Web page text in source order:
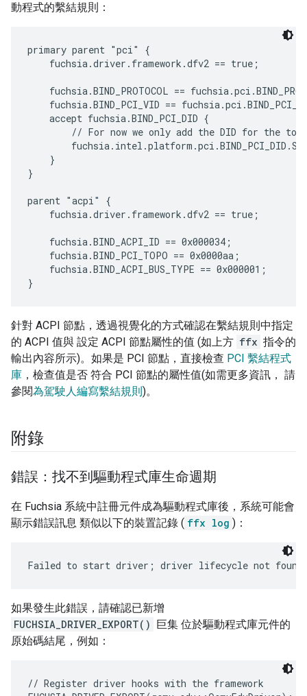
動程式的繫結規則：
primary parent "pci" {
    fuchsia.driver.framework.dfv2 == true;
fuchsia.BIND_PROTOCOL ==
fuchsia.BIND_PCI_VID ==
    accept fuchsia.BIND_PCI_DID {
// For now we only add the DID for the
    }
}
parent "acpi" {
    fuchsia.driver.framework.dfv2 == true;
    fuchsia.BIND_ACPI_ID == 0x000034;
    fuchsia.BIND_PCI_TOPO == 0x0000aa;
    fuchsia.BIND_ACPI_BUS_TYPE == 0x000001;
針對 ACPI 節點，透過視覺化的方式確認在繫結規則中指定
的 ACPI 值與 設定 ACPI 節點屬性的值 (如上方 ffx 指令的
輸出內容所示)。如果是 PCI 節點，直接檢查 PCI 繫結程式
庫 ，檢查值是否 符合 PCI 節點的屬性值(如需更多資訊， 請
參閱為駕駛人編寫繫結規則)。
附錄
錯誤：找不到驅動程式庫生命週期
在 Fuchsia 系統中註冊元件成為驅動程式庫後，系統可能會
顯示錯誤訊息 類似以下的裝置記錄 ( ffx log )：
如果發生此錯誤，請確認已新增
FUCHSIA_DRIVER_EXPORT() 巨集 位於驅動程式庫元件的
原始碼結尾，例如：
// Register driver hooks with the framework